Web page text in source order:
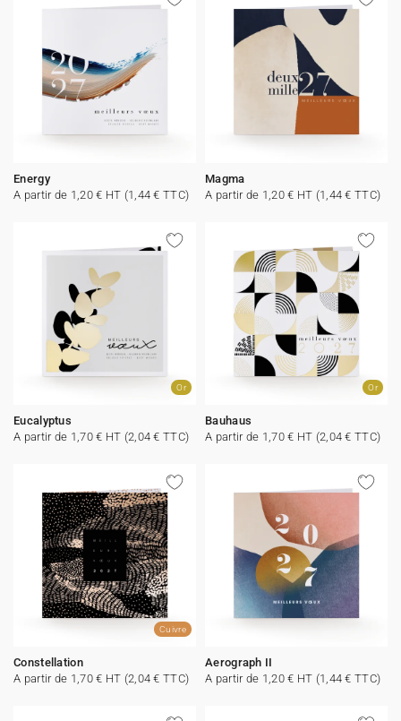
Energy
A partir de 1,20 € HT (1,44 € TTC)
Magma
A partir de 1,20 € HT (1,44 € TTC)
Or
Eucalyptus
A partir de 1,70 € HT (2,04 € TTC)
Or
Bauhaus
A partir de 1,70 € HT (2,04 € TTC)
Cuivre
Constellation
A partir de 1,70 € HT (2,04 € TTC)
Aerograph II
A partir de 1,20 € HT (1,44 € TTC)